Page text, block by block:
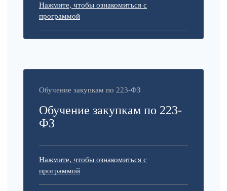
Нажмите, чтобы ознакомиться с
программой
Обучение закупкам по 223-ФЗ
Обучение закупкам по 223-
ФЗ
Нажмите, чтобы ознакомиться с
программой